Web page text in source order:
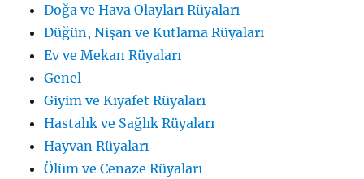
Doğa ve Hava Olayları Rüyaları
Düğün, Nişan ve Kutlama Rüyaları
Ev ve Mekan Rüyaları
Genel
Giyim ve Kıyafet Rüyaları
Hastalık ve Sağlık Rüyaları
Hayvan Rüyaları
Ölüm ve Cenaze Rüyaları